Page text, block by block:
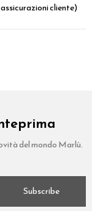
cliente)
del mondo Marlù.
Subscribe